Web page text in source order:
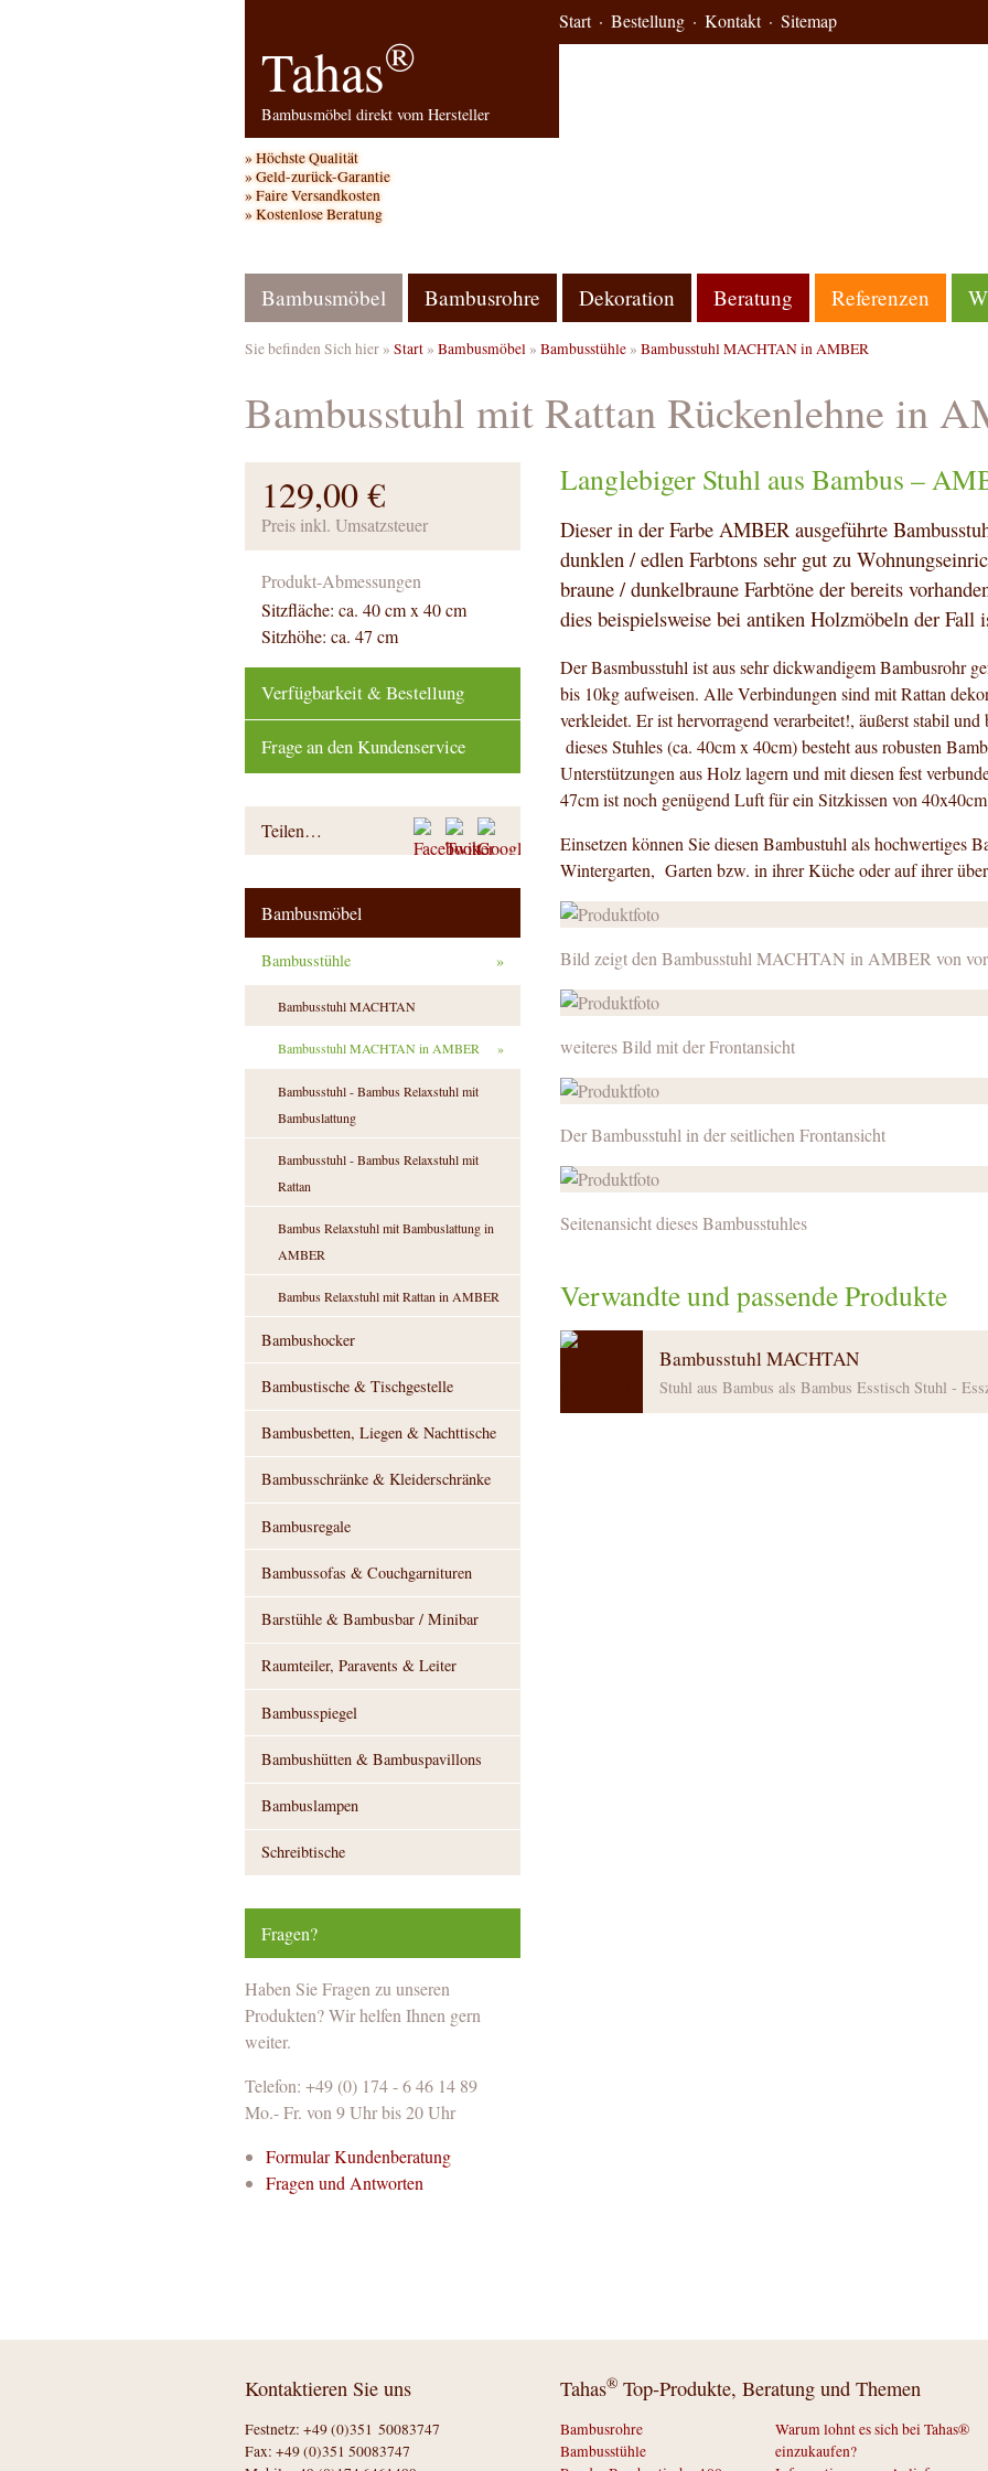
Start Bestellung Kontakt Sitemap
Tahas®
Bambusmöbel direkt vom Hersteller
Höchste Qualität
Geld-zurück-Garantie
Faire Versandkosten
Kostenlose Beratung
Bambusmöbel Bambusrohre Dekoration Beratung Referenzen
Sie befinden Sich hier » Start» Bambusmöbel» Bambusstühle» Bambusstuhl MACHTAN in AMBER
Bambusstuhl mit Rattan Rückenlehne in
Langlebiger Stuhl aus Bambus –
Dieser in der Farbe AMBER ausgeführte
dunklen / edlen Farbtons sehr gut zu
braune / dunkelbraune Farbtöne der bereits
dies beispielsweise bei antiken Holzmöbeln der Fall
Der Basmbusstuhl ist aus sehr dickwandigem Bambusrohr
bis 10kg aufweisen. Alle Verbindungen sind mit Rattan
verkleidet. Er ist hervorragend verarbeitet!, äußerst stabil
dieses Stuhles (ca. 40cm x 40cm) besteht aus robusten
Unterstützungen aus Holz lagern und mit diesen fest
47cm ist noch genügend Luft für ein Sitzkissen von
Einsetzen können Sie diesen Bambustuhl als hochwertiges
Wintergarten, Garten bzw. in ihrer Küche oder auf ihrer
Bild zeigt den Bambusstuhl MACHTAN in AMBER von
weiteres Bild mit der Frontansicht
Der Bambusstuhl in der seitlichen Frontansicht
Seitenansicht dieses Bambusstuhles
Verwandte und passende Produkte
Bambusstuhl MACHTAN
Stuhl aus Bambus als Bambus Esstisch Stuhl -
129,00 €
Preis inkl. Umsatzsteuer
Produkt-Abmessungen
Sitzfläche: ca. 40 cm x 40 cm
Sitzhöhe: ca. 47 cm
Verfügbarkeit & Bestellung
Frage an den Kundenservice
Teilen…
Bambusmöbel
Bambusstühle »
Bambusstuhl MACHTAN
Bambusstuhl MACHTAN in AMBER »
Bambusstuhl - Bambus Relaxstuhl mit
Bambuslattung
Bambusstuhl - Bambus Relaxstuhl mit
Rattan
Bambus Relaxstuhl mit Bambuslattung in
AMBER
Bambus Relaxstuhl mit Rattan in AMBER
Bambushocker
Bambustische & Tischgestelle
Bambusbetten, Liegen & Nachttische
Bambusschränke & Kleiderschränke
Bambusregale
Bambussofas & Couchgarnituren
Barstühle & Bambusbar / Minibar
Raumteiler, Paravents & Leiter
Bambusspiegel
Bambushütten & Bambuspavillons
Bambuslampen
Schreibtische
Fragen?
Haben Sie Fragen zu unseren
Produkten? Wir helfen Ihnen gern
weiter.
Telefon: +49 (0) 174 - 6 46 14 89
Mo.- Fr. von 9 Uhr bis 20 Uhr
Formular Kundenberatung
Fragen und Antworten
Kontaktieren Sie uns
Festnetz: +49 (0)351 50083747
Fax: +49 (0)351 50083747
Tahas® Top-Produkte, Beratung und Themen
Bambusrohre
Bambusstühle
Warum lohnt es sich bei Tahas®
einzukaufen?